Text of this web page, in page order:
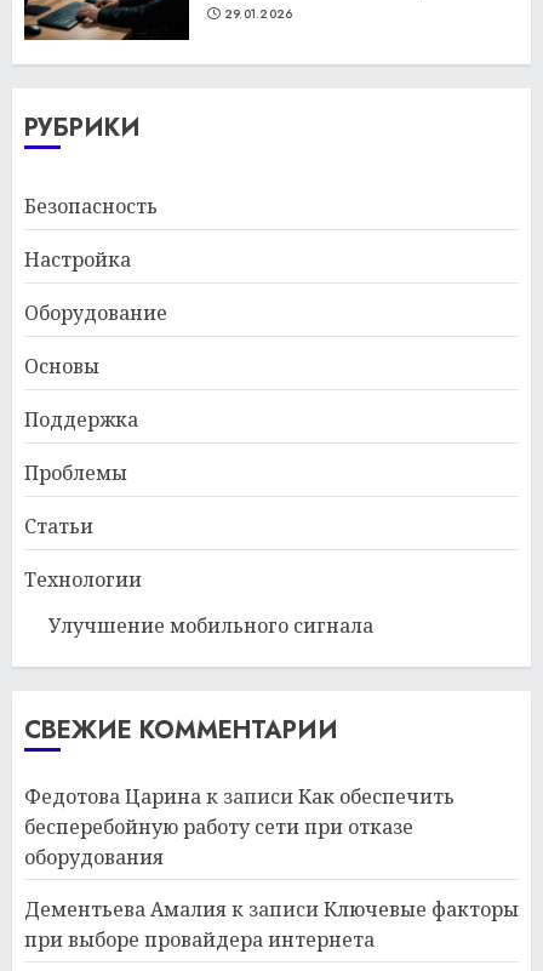
29.01.2026
РУБРИКИ
Безопасность
Настройка
Оборудование
Основы
Поддержка
Проблемы
Статьи
Технологии
Улучшение мобильного сигнала
СВЕЖИЕ КОММЕНТАРИИ
Федотова Царинак записиКак обеспечить
бесперебойную работу сети при отказе
оборудования
Дементьева Амалияк записиКлючевые факторы
при выборе провайдера интернета